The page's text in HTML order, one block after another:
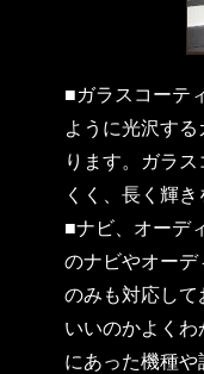
■ガラスコー
ように光沢す
ります。ガラ
くく、長く輝き
■ナビ、オーデ
のナビやオー
のみも対応し
いいのかよく
にあった機種や